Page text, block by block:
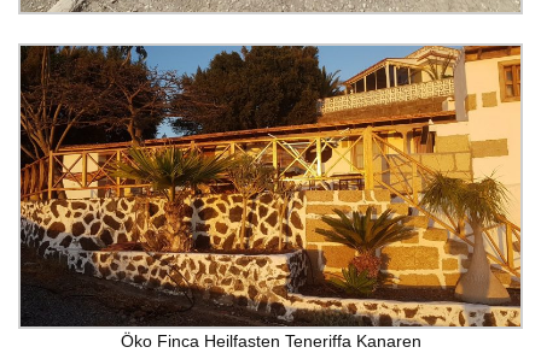
Öko Finca Heilfasten Teneriffa Kanaren